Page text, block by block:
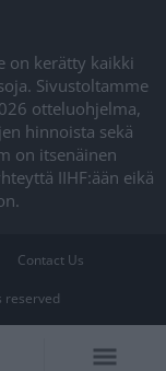
on kerätty kaikki
Sivustoltamme
otteluohjelma,
hinnoista sekä
on itsenäinen
IIHF:ään eikä
Contact Us
reserved